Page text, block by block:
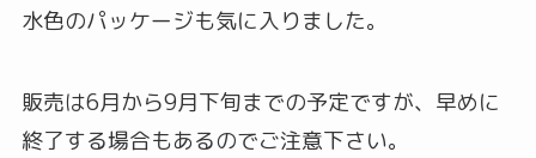
水色のパッケージも気に入りました。
販売は6月から9月下旬までの予定ですが、早めに
終了する場合もあるのでご注意下さい。